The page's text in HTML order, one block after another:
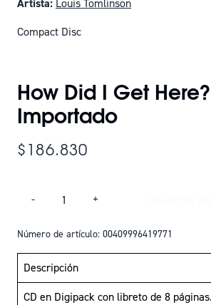
Artista: Louis Tomlinson
Compact Disc
How Did I Get
Importado
$186.830
- +
Número de artículo: 00409996419771
Descripción
CD en Digipack con libreto de 8 páginas.